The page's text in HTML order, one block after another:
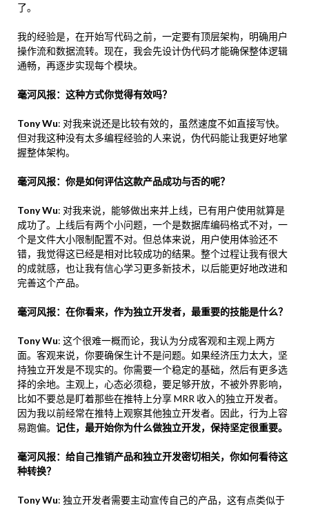
了。
我的经验是，在开始写代码之前，一定要有顶层架构，明确用户
操作流和数据流转。现在，我会先设计伪代码才能确保整体逻辑
通畅，再逐步实现每个模块。
毫河风报：这种方式你觉得有效吗？
Tony Wu: 对我来说还是比较有效的，虽然速度不如直接写快。
但对我这种没有太多编程经验的人来说，伪代码能让我更好地掌
握整体架构。
毫河风报：你是如何评估这款产品成功与否的呢？
Tony Wu: 对我来说，能够做出来并上线，已有用户使用就算是
成功了。上线后有两个小问题，一个是数据库编码格式不对，一
个是文件大小限制配置不对。但总体来说，用户使用体验还不
错，我觉得这已经是相对比较成功的结果。整个过程让我有很大
的成就感，也让我有信心学习更多新技术，以后能更好地改进和
完善这个产品。
毫河风报：在你看来，作为独立开发者，最重要的技能是什么？
Tony Wu: 这个很难一概而论，我认为分成客观和主观上两方
面。客观来说，你要确保生计不是问题。如果经济压力太大，坚
持独立开发是不现实的。你需要一个稳定的基础，然后有更多选
择的余地。主观上，心态必须稳，要足够开放，不被外界影响，
比如不要总是盯着那些在推特上分享 MRR 收入的独立开发者。
因为我以前经常在推特上观察其他独立开发者。因此，行为上容
易跑偏。 记住，最开始你为什么做独立开发，保持坚定很重要。
毫河风报：给自己推销产品和独立开发密切相关，你如何看待这
种转换？
Tony Wu: 独立开发者需要主动宣传自己的产品，这有点类似于